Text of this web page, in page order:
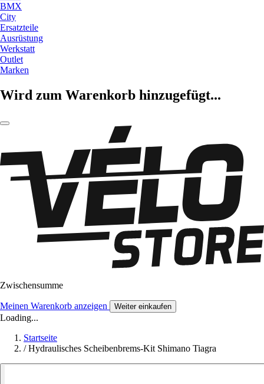
BMX
City
Ersatzteile
Ausrüstung
Werkstatt
Outlet
Marken
Wird zum Warenkorb hinzugefügt...
Zwischensumme
Meinen Warenkorb anzeigen Weiter einkaufen
Loading...
Startseite
/ Hydraulisches Scheibenbrems-Kit Shimano Tiagra